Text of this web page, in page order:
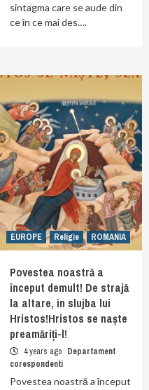
sintagma care se aude din
ce în ce mai des….
EUROPE Religie ROMANIA
Povestea noastră a
început demult! De strajă
la altare, în slujba lui
Hristos!Hristos se naște
preamăriți-l!
4 years ago Departament
corespondenti
Povestea noastră a început